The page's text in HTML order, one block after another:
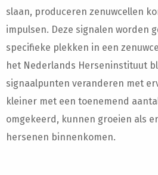
slaan, produceren zenuwcellen
impulsen. Deze signalen worden
specifieke plekken in een
het Nederlands Herseninstituut
signaalpunten veranderen met
kleiner met een toenemend
omgekeerd, kunnen groeien als
hersenen binnenkomen.